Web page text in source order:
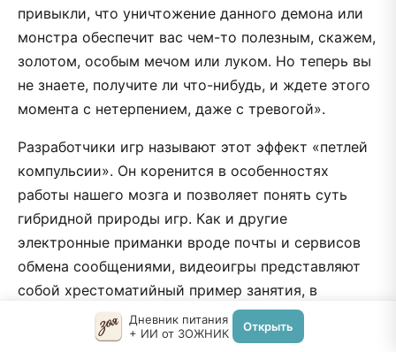
привыкли, что уничтожение данного демона или
монстра обеспечит вас чем-то полезным, скажем,
золотом, особым мечом или луком. Но теперь вы
не знаете, получите ли что-нибудь, и ждете этого
момента с нетерпением, даже с тревогой».
Разработчики игр называют этот эффект «петлей
компульсии». Он коренится в особенностях
работы нашего мозга и позволяет понять суть
гибридной природы игр. Как и другие
электронные приманки вроде почты и сервисов
обмена сообщениями, видеоигры представляют
собой хрестоматийный пример занятия, в
котором аддикция и компульсия перетекают друг
в друга, словно демон, меняющий обличье.
Дневник питания
+ ИИ от ЗОЖНИК
Открыть